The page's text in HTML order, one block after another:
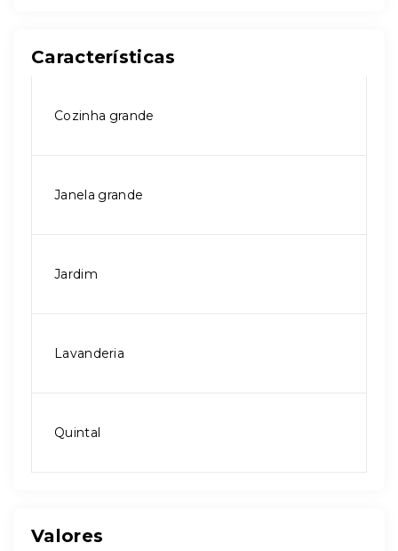
Características
Cozinha grande
Janela grande
Jardim
Lavanderia
Quintal
Valores